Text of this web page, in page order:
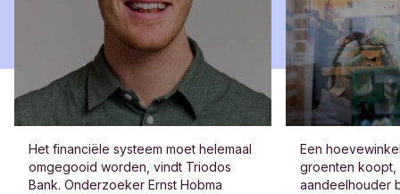
Het financiële systeem moet helemaal
omgegooid worden, vindt Triodos
Bank. Onderzoeker Ernst Hobma
Een
groenten koopt,
aandeelhouder